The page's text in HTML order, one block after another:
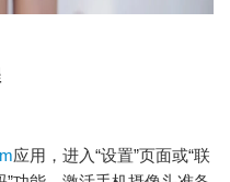
应用，进入“设置”页面或“联